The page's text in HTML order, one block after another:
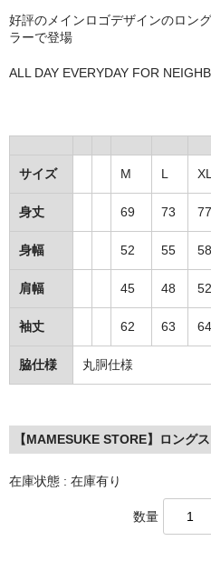
ホルモンクラブ
天ぷらまめすけ
タオル・リストバンド
好評のメインロゴデザインのロン
ラーで登場
ALL DAY EVERYDAY FOR
サイズ M L XL
身丈 69 73 77
身幅 52 55 58
肩幅 45 48 52
袖丈 62 63 64
脇仕様 丸胴仕様
【MAMESUKE STORE】ロング
在庫状態 : 在庫有り
数量